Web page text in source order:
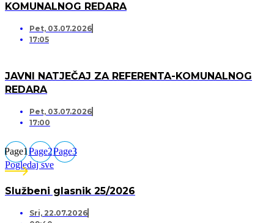
KOMUNALNOG REDARA
Pet, 03.07.2026
17:05
JAVNI NATJEČAJ ZA REFERENTA-KOMUNALNOG
REDARA
Pet, 03.07.2026
17:00
Page1Page2Page3
Pogledaj sve
Službeni glasnik 25/2026
Sri, 22.07.2026